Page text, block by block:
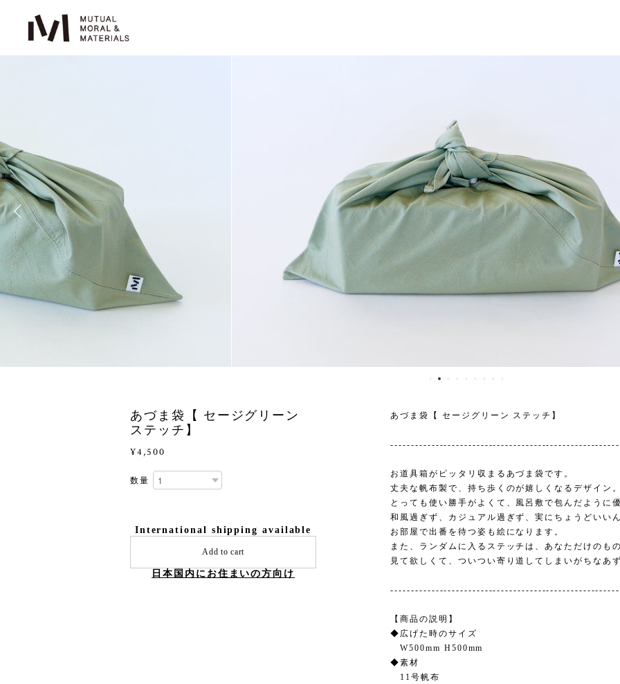
あづま袋【 セージグリーン
ステッチ】
¥4,500
数量
International shipping available
Add to cart
日本国内にお住まいの方向け
あづま袋【 セージグリーン ステッチ】
お道具箱がピッタリ収まるあづま袋です。
丈夫な帆布製で、持ち歩くのが嬉しくなるデザイン。
とっても使い勝手がよくて、風呂敷で包んだように
和風過ぎず、カジュアル過ぎず、実にちょうどいいん
お部屋で出番を待つ姿も絵になります。
また、ランダムに入るステッチは、あなただけのもの
見て欲しくて、ついつい寄り道してしまいがちなあ
【商品の説明】
◆広げた時のサイズ
W500mm H500mm
◆素材
11号帆布